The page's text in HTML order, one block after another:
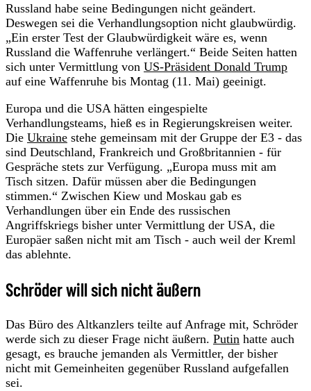
Russland habe seine Bedingungen nicht geändert.
Deswegen sei die Verhandlungsoption nicht glaubwürdig.
„Ein erster Test der Glaubwürdigkeit wäre es, wenn
Russland die Waffenruhe verlängert.“ Beide Seiten hatten
sich unter Vermittlung von US-Präsident Donald Trump
auf eine Waffenruhe bis Montag (11. Mai) geeinigt.
Europa und die USA hätten eingespielte
Verhandlungsteams, hieß es in Regierungskreisen weiter.
Die Ukraine stehe gemeinsam mit der Gruppe der E3 - das
sind Deutschland, Frankreich und Großbritannien - für
Gespräche stets zur Verfügung. „Europa muss mit am
Tisch sitzen. Dafür müssen aber die Bedingungen
stimmen.“ Zwischen Kiew und Moskau gab es
Verhandlungen über ein Ende des russischen
Angriffskriegs bisher unter Vermittlung der USA, die
Europäer saßen nicht mit am Tisch - auch weil der Kreml
das ablehnte.
Schröder will sich nicht äußern
Das Büro des Altkanzlers teilte auf Anfrage mit, Schröder
werde sich zu dieser Frage nicht äußern. Putin hatte auch
gesagt, es brauche jemanden als Vermittler, der bisher
nicht mit Gemeinheiten gegenüber Russland aufgefallen
sei.